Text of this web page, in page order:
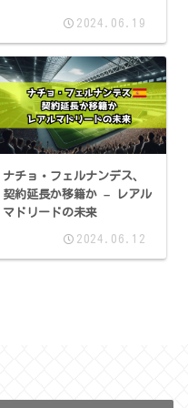
2024.06.19
ナチョ・フェルナンデス、
契約延長か移籍か – レアル
マドリードの未来
2024.06.12